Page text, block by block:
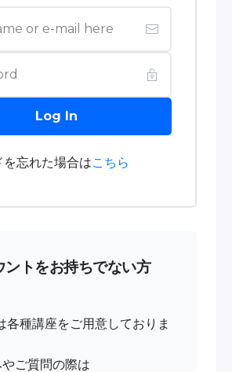
Log In
忘れた場合はこちら
ントをお持ちでない方
各種講座をご用意しておりま
ご質問の際は